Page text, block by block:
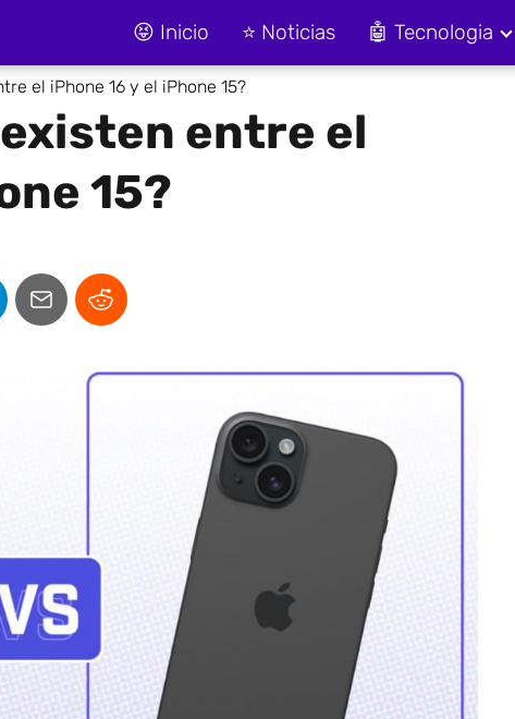
😝 Inicio ⭐ Noticias 🤖 Tecnologia
el iPhone 16 y el iPhone 15?
entre el
15?